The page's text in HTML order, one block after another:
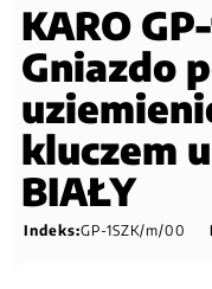
KARO
Gniazdo
kluczem
BIAŁY
Indeks:GP-1SZK/m/00